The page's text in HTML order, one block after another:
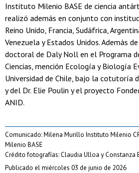
Instituto Milenio BASE de ciencia
realizó además en conjunto con
Reino Unido, Francia, Sudáfrica,
Venezuela y Estados Unidos. Además
doctoral de Daly Noll en el Programa
Ciencias, mención Ecología y Biología
Universidad de Chile, bajo la cotutoría
y del Dr. Elie Poulin y el proyecto
ANID.
Comunicado: Milena Murillo Instituto Milenio
Milenio BASE
Crédito fotografías: Claudia Ulloa y Constanza
Publicado el miércoles 03 de junio de 2026